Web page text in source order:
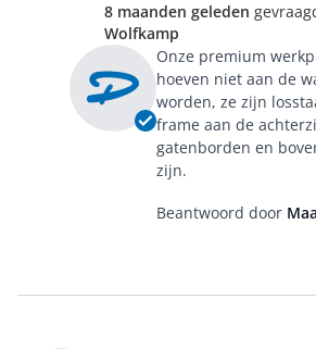
8 maanden geleden
Wolfkamp
Onze premium
hoeven niet aan de
worden, ze zijn
frame aan de
gatenborden en
zijn.
Beantwoord door